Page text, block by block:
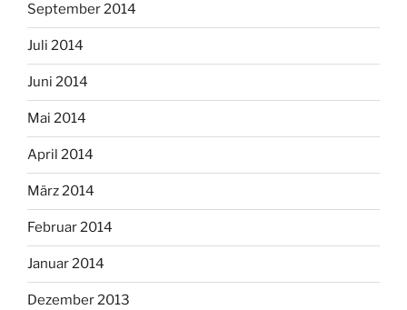
September 2014
Juli 2014
Juni 2014
Mai 2014
April 2014
März 2014
Februar 2014
Januar 2014
Dezember 2013